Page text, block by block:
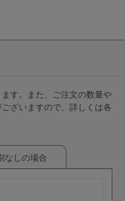
す。また、ご注文の数量や
ざいますので、詳しくは各
なしの場合